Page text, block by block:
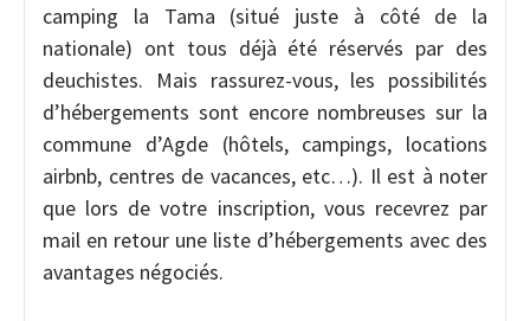
camping la Tama (situé juste à côté de la
nationale) ont tous déjà été réservés par des
deuchistes. Mais rassurez-vous, les possibilités
d’hébergements sont encore nombreuses sur la
commune d’Agde (hôtels, campings, locations
airbnb, centres de vacances, etc…). Il est à noter
que lors de votre inscription, vous recevrez par
mail en retour une liste d’hébergements avec des
avantages négociés.